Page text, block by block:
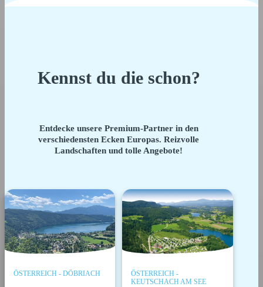
Kennst du die schon?
Entdecke unsere Premium-Partner in den
verschiedensten Ecken Europas. Reizvolle
Landschaften und tolle Angebote!
ÖSTERREICH - DÖBRIACH
ÖSTERREICH -
KEUTSCHACH AM SEE